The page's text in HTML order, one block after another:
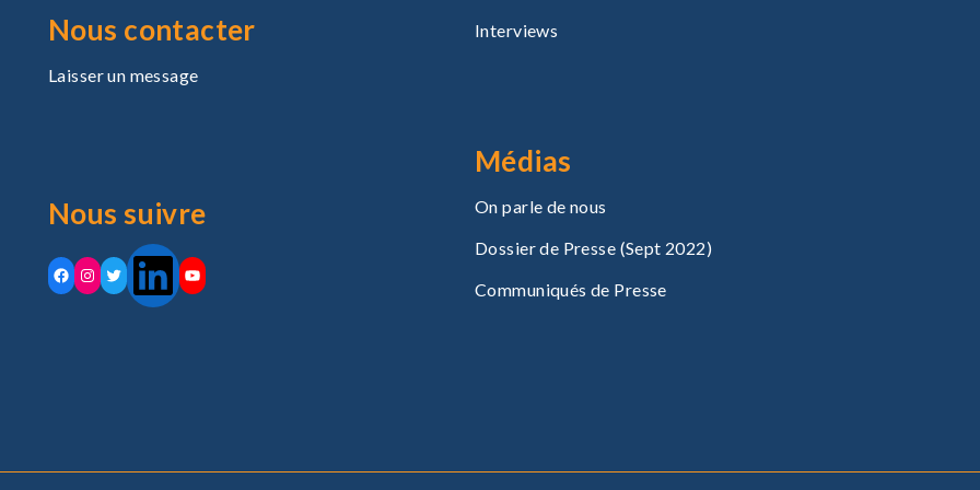
Nous contacter
Laisser un message
Nous suivre
Interviews
Médias
On parle de nous
Dossier de Presse (Sept 2022)
Communiqués de Presse